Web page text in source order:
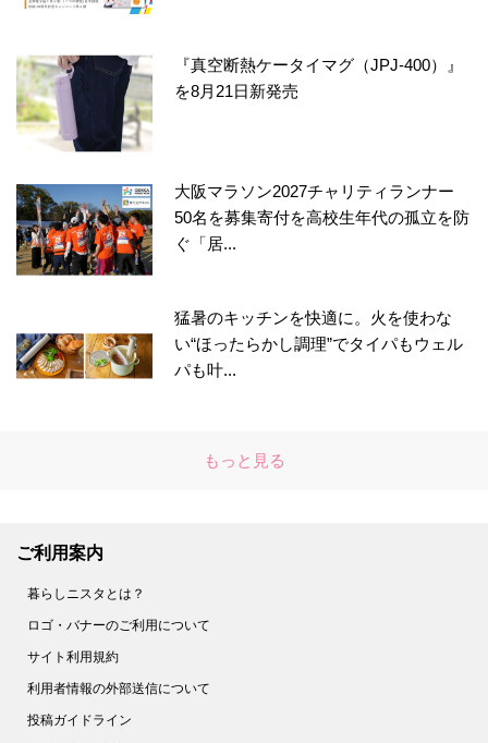
『真空断熱ケータイマグ（JPJ-400）』
を8月21日新発売
大阪マラソン2027チャリティランナー
50名を募集寄付を高校生年代の孤立を防
ぐ「居...
猛暑のキッチンを快適に。火を使わな
い“ほったらかし調理”でタイパもウェル
パも叶...
もっと見る
ご利用案内
暮らしニスタとは？
ロゴ・バナーのご利用について
サイト利用規約
利用者情報の外部送信について
投稿ガイドライン